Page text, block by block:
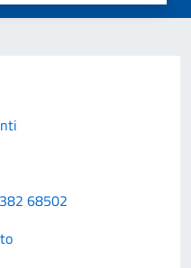
68502